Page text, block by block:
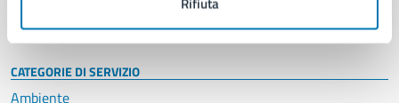
Intranet, posta aziendale e protocollo
CATEGORIE DI SERVIZIO
Ambiente